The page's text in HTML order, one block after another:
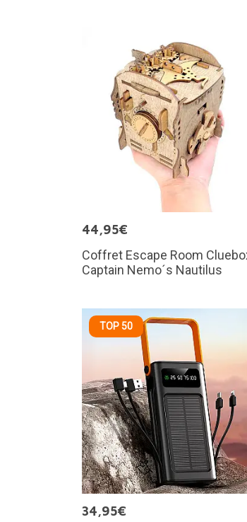
44,95€
Coffret Escape Room
Captain Nemo´s Nautilus
TOP 50
34,95€